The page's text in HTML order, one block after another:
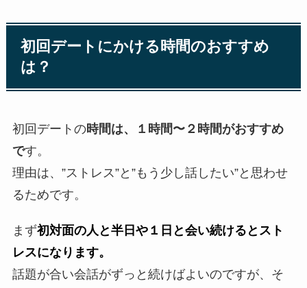
初回デートにかける時間のおすすめ
は？
初回デートの時間は、１時間〜２時間がおすすめ
です。
理由は、”ストレス”と”もう少し話したい”と思わせ
るためです。
まず初対面の人と半日や１日と会い続けるとスト
レスになります。
話題が合い会話がずっと続けばよいのですが、そ